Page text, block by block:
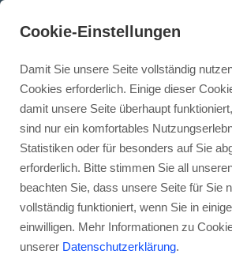
Facebook-
hijacken:
großen Player
Cookie-Einstellungen
Damit Sie unsere Seite vollständig
Cookies erforderlich. Einige dieser
damit unsere Seite überhaupt
sind nur ein komfortables
Statistiken oder für besonders auf Sie
erforderlich. Bitte stimmen Sie all
beachten Sie, dass unsere Seite für Sie
vollständig funktioniert, wenn Sie in
einwilligen. Mehr Informationen zu
unserer Datenschutzerklärung.